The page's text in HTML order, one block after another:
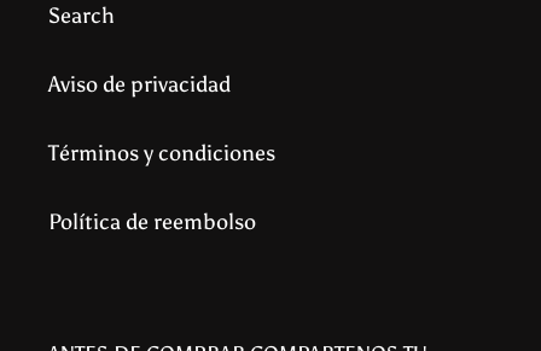
Search
Aviso de privacidad
Términos y condiciones
Política de reembolso